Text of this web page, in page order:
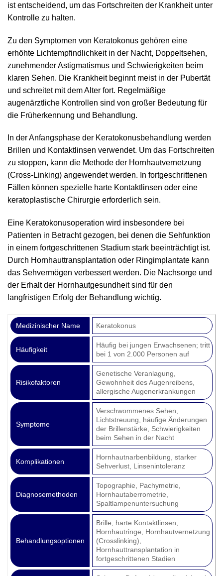
ist entscheidend, um das Fortschreiten der Krankheit unter
Kontrolle zu halten.
Zu den Symptomen von Keratokonus gehören eine
erhöhte Lichtempfindlichkeit in der Nacht, Doppeltsehen,
zunehmender Astigmatismus und Schwierigkeiten beim
klaren Sehen. Die Krankheit beginnt meist in der Pubertät
und schreitet mit dem Alter fort. Regelmäßige
augenärztliche Kontrollen sind von großer Bedeutung für
die Früherkennung und Behandlung.
In der Anfangsphase der Keratokonusbehandlung werden
Brillen und Kontaktlinsen verwendet. Um das Fortschreiten
zu stoppen, kann die Methode der Hornhautvernetzung
(Cross-Linking) angewendet werden. In fortgeschrittenen
Fällen können spezielle harte Kontaktlinsen oder eine
keratoplastische Chirurgie erforderlich sein.
Eine Keratokonusoperation wird insbesondere bei
Patienten in Betracht gezogen, bei denen die Sehfunktion
in einem fortgeschrittenen Stadium stark beeinträchtigt ist.
Durch Hornhauttransplantation oder Ringimplantate kann
das Sehvermögen verbessert werden. Die Nachsorge und
der Erhalt der Hornhautgesundheit sind für den
langfristigen Erfolg der Behandlung wichtig.
Medizinischer Name Keratokonus
Häufigkeit
Häufig bei jungen Erwachsenen; tritt
bei 1 von 2.000 Personen auf
Risikofaktoren
Genetische Veranlagung,
Gewohnheit des Augenreibens,
allergische Augenerkrankungen
Symptome
Verschwommenes Sehen,
Lichtstreuung, häufige Änderungen
der Brillenstärke, Schwierigkeiten
beim Sehen in der Nacht
Komplikationen
Hornhautnarbenbildung, starker
Sehverlust, Linsenintoleranz
Diagnosemethoden
Topographie, Pachymetrie,
Hornhautaberrometrie,
Spaltlampenuntersuchung
Behandlungsoptionen
Brille, harte Kontaktlinsen,
Hornhautringe, Hornhautvernetzung
(Crosslinking),
Hornhauttransplantation in
fortgeschrittenen Stadien